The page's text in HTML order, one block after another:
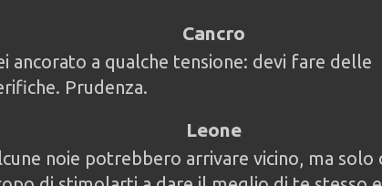
Cancro
ancorato a qualche tensione: devi fare delle
Prudenza.
Leone
noie potrebbero arrivare vicino, ma solo